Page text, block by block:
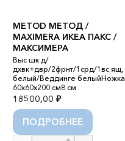
METOD МЕТОД /
MAXIMERA ИКЕА ПАКС /
МАКСИМЕРА
Выс шк д/
дхвк+двр/2фрнт/1срд/1вс ящ,
белый/Веддинге белыйНожка,
60x60x200 см8 см
18500,00 ₽
ПОДРОБНЕЕ